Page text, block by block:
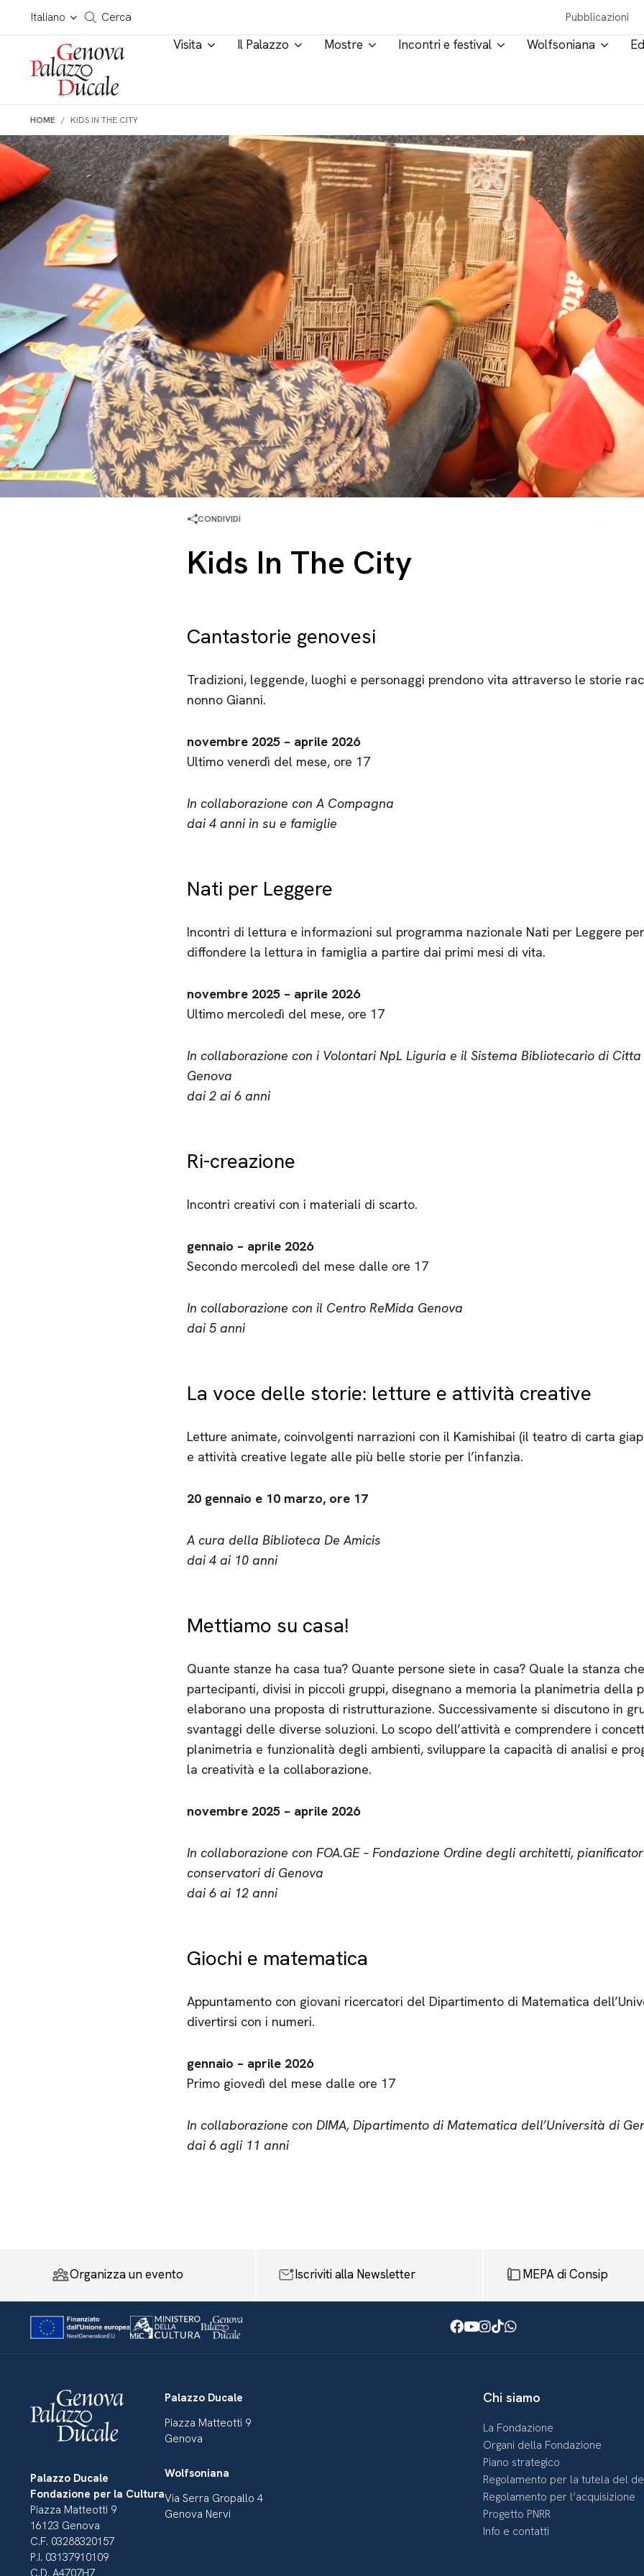
Salta al contenuto
Italiano
Cerca in tutto il sito
Cerca Pubblicazioni
Visita Il Palazzo Mostre Incontri e festival Wolfsoniana
HOME KIDS IN THE CITY
CONDIVIDI
Kids In The City
Cantastorie genovesi
Tradizioni, leggende, luoghi e personaggi prendono vita attraverso le storie
nonno Gianni.
novembre 2025 – aprile 2026
Ultimo venerdì del mese, ore 17
In collaborazione con A Compagna
dai 4 anni in su e famiglie
Nati per Leggere
Incontri di lettura e informazioni sul programma nazionale Nati per Leggere
diffondere la lettura in famiglia a partire dai primi mesi di vita.
novembre 2025 – aprile 2026
Ultimo mercoledì del mese, ore 17
In collaborazione con i Volontari NpL Liguria e il Sistema Bibliotecario di
Genova
dai 2 ai 6 anni
Ri-creazione
Incontri creativi con i materiali di scarto.
gennaio – aprile 2026
Secondo mercoledì del mese dalle ore 17
In collaborazione con il Centro ReMida Genova
dai 5 anni
La voce delle storie: letture e attività creative
Letture animate, coinvolgenti narrazioni con il Kamishibai (il teatro di carta
e attività creative legate alle più belle storie per l’infanzia.
20 gennaio e 10 marzo, ore 17
A cura della Biblioteca De Amicis
dai 4 ai 10 anni
Mettiamo su casa!
Quante stanze ha casa tua? Quante persone siete in casa? Quale la stanza
partecipanti, divisi in piccoli gruppi, disegnano a memoria la planimetria della
elaborano una proposta di ristrutturazione. Successivamente si discutono in
svantaggi delle diverse soluzioni. Lo scopo dell’attività e comprendere i
planimetria e funzionalità degli ambienti, sviluppare la capacità di analisi e
la creatività e la collaborazione.
novembre 2025 – aprile 2026
In collaborazione con FOA.GE – Fondazione Ordine degli architetti,
conservatori di Genova
dai 6 ai 12 anni
Giochi e matematica
Appuntamento con giovani ricercatori del Dipartimento di Matematica
divertirsi con i numeri.
gennaio – aprile 2026
Primo giovedì del mese dalle ore 17
In collaborazione con DIMA, Dipartimento di Matematica dell’Università di
dai 6 agli 11 anni
Organizza un evento Iscriviti alla Newsletter MEPA di Consip
Facebook
Youtube
Instagram
TikTok
WhatsApp
Palazzo Ducale
Fondazione per la Cultura
Piazza Matteotti 9
16123 Genova
C.F. 03288320157
P.I. 03137910109
C.D. A4707H7
Palazzo Ducale
Piazza Matteotti 9
Genova
Wolfsoniana
Via Serra Gropallo 4
Genova Nervi
Chi siamo
La Fondazione
Organi della Fondazione
Piano strategico
Regolamento per la tutela del
Regolamento per l’acquisizione
Progetto PNRR
Info e contatti